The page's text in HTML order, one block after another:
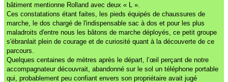
bâtiment mentionne Rolland avec deux « L ».
Ces constatations étant faites, les pieds équipés de chaussures de
marche, le dos chargé de l'indispensable sac à dos et pour les plus
maladroits d'entre nous les bâtons de marche déployés, ce petit groupe
s'ébranlait plein de courage et de curiosité quant à la découverte de ce
parcours.
Quelques centaines de mètres après le départ,
l’œil perçant de notre
accompagnateur découvrait, abandonné sur le sol un téléphone portable
qui, probablement peu confiant envers son propriétaire avait jugé